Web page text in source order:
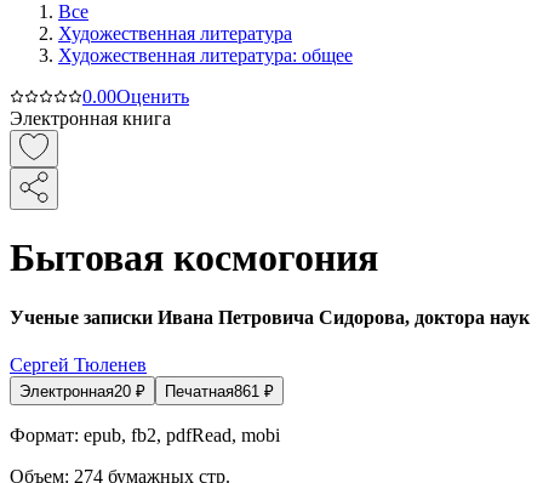
Все
Художественная литература
Художественная литература: общее
0.00Оценить
Электронная книга
Бытовая космогония
Ученые записки Ивана Петровича Сидорова, доктора наук
Сергей Тюленев
Электронная20 ₽ Печатная861 ₽
Формат: epub, fb2, pdfRead, mobi
Объем: 274 бумажных стр.